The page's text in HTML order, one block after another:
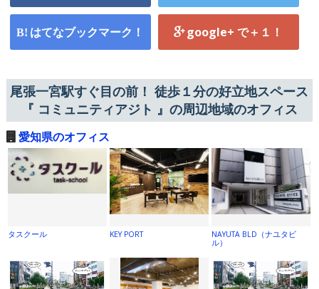
はてなブックマーク！ google+ で＋１！
尾張一宮駅すぐ目の前！ 徒歩１分の好立地スペース
『 コミュニティアジト 』の周辺地域のオフィス
愛知県のオフィス
タスクール KEY PORT
NAYUTA BLD（ナユタビ
ル）